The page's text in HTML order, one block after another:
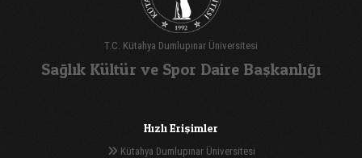
T.C. Kütahya Dumlupınar Üniversitesi
Sağlık Kültür ve Spor Daire Başkanlığı
Hızlı Erişimler
Kütahya Dumlupınar Üniversitesi